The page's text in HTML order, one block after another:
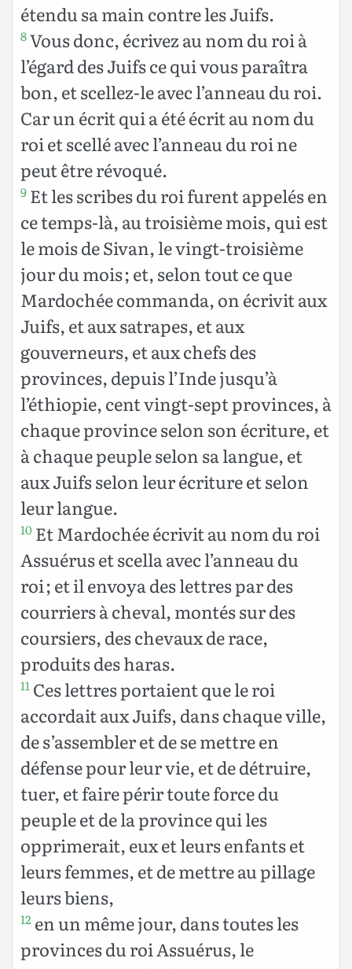
étendu sa main contre les Juifs.
8Vous donc, écrivez au nom du roi à
l’égard des Juifs ce qui vous paraîtra
bon, et scellez-le avec l’anneau du roi.
Car un écrit qui a été écrit au nom du
roi et scellé avec l’anneau du roi ne
peut être révoqué.
9 Et les scribes du roi furent appelés en
ce temps-là, au troisième mois, qui est
le mois de Sivan, le vingt-troisième
jour du mois ; et, selon tout ce que
Mardochée commanda, on écrivit aux
Juifs, et aux satrapes, et aux
gouverneurs, et aux chefs des
provinces, depuis l’Inde jusqu’à
l’éthiopie, cent vingt-sept provinces, à
chaque province selon son écriture, et
à chaque peuple selon sa langue, et
aux Juifs selon leur écriture et selon
leur langue.
10 Et Mardochée écrivit au nom du roi
Assuérus et scella avec l’anneau du
roi ; et il envoya des lettres par des
courriers à cheval, montés sur des
coursiers, des chevaux de race,
produits des haras.
11 Ces lettres portaient que le roi
accordait aux Juifs, dans chaque ville,
de s’assembler et de se mettre en
défense pour leur vie, et de détruire,
tuer, et faire périr toute force du
peuple et de la province qui les
opprimerait, eux et leurs enfants et
leurs femmes, et de mettre au pillage
leurs biens,
12 en un même jour, dans toutes les
provinces du roi Assuérus, le